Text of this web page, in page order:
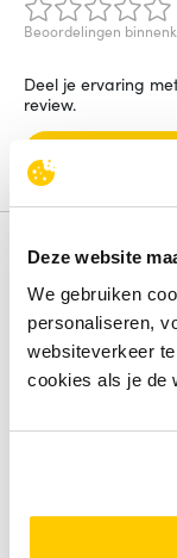
Deze website
We gebruiken
personaliseren,
websiteverkeer
cookies als je de
Beoordelingen
Deel je ervaring
review.
Schrijf een review
Alternatieven
Vergelijk